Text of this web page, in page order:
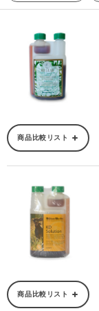
商品比較リスト
商品比較リスト